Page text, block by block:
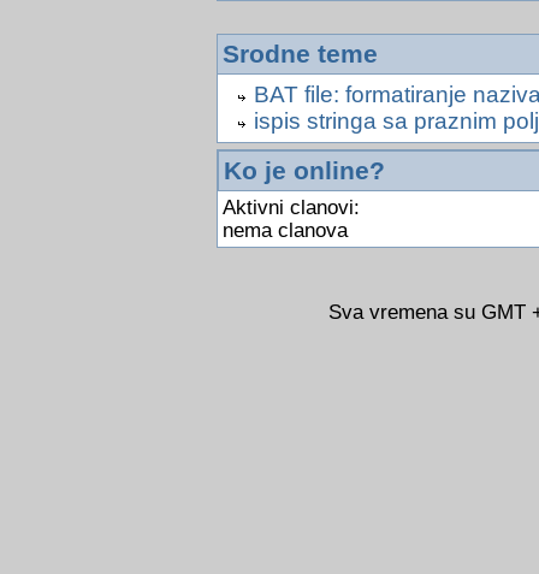
Srodne teme
BAT file: formatiranje
ispis stringa sa praznim
Ko je online?
Aktivni clanovi:
nema clanova
Sva vremena su GMT